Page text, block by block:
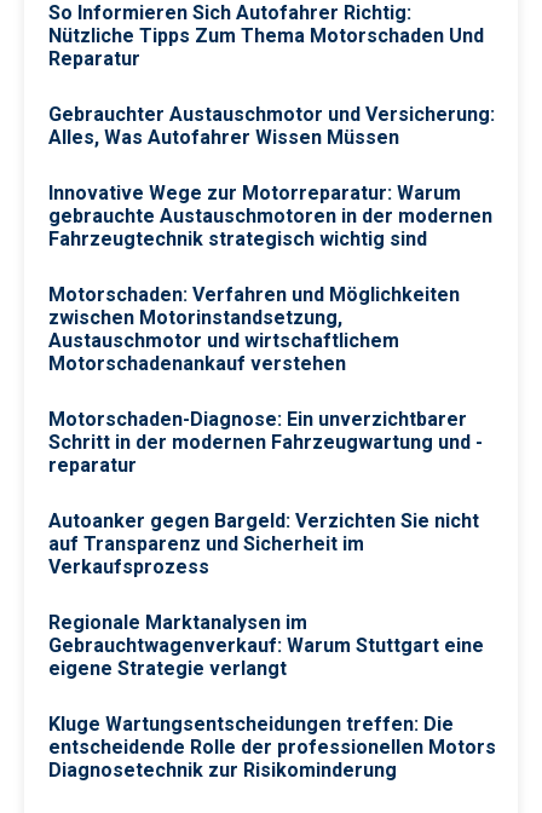
So Informieren Sich Autofahrer Richtig:
Nützliche Tipps Zum Thema Motorschaden Und
Reparatur
Gebrauchter Austauschmotor und Versicherung:
Alles, Was Autofahrer Wissen Müssen
Innovative Wege zur Motorreparatur: Warum
gebrauchte Austauschmotoren in der modernen
Fahrzeugtechnik strategisch wichtig sind
Motorschaden: Verfahren und Möglichkeiten
zwischen Motorinstandsetzung,
Austauschmotor und wirtschaftlichem
Motorschadenankauf verstehen
Motorschaden-Diagnose: Ein unverzichtbarer
Schritt in der modernen Fahrzeugwartung und -
reparatur
Autoanker gegen Bargeld: Verzichten Sie nicht
auf Transparenz und Sicherheit im
Verkaufsprozess
Regionale Marktanalysen im
Gebrauchtwagenverkauf: Warum Stuttgart eine
eigene Strategie verlangt
Kluge Wartungsentscheidungen treffen: Die
entscheidende Rolle der professionellen Motors
Diagnosetechnik zur Risikominderung